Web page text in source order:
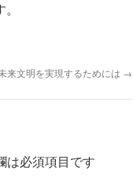
来文明を実現するためには →
は必須項目です